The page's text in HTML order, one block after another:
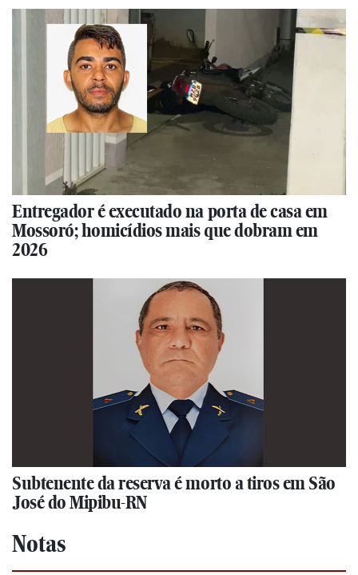
Entregador é executado na porta de casa em
Mossoró; homicídios mais que dobram em
2026
Subtenente da reserva é morto a tiros em São
José do Mipibu-RN
Notas